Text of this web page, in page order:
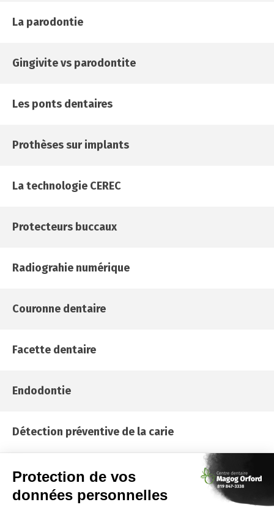
La parodontie
Gingivite vs parodontite
Les ponts dentaires
Prothèses sur implants
La technologie CEREC
Protecteurs buccaux
Radiograhie numérique
Couronne dentaire
Facette dentaire
Endodontie
Détection préventive de la carie
Greffe de gencive